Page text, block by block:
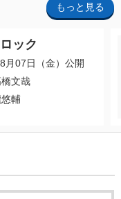
もっと見る
ック
月07日（金）公開
文哉
輔